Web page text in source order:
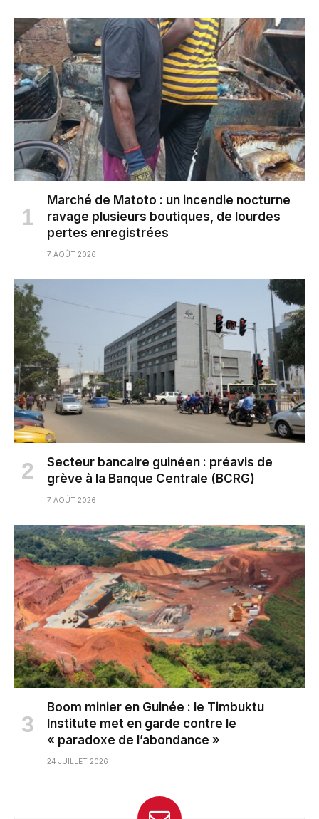
Marché de Matoto : un incendie nocturne
ravage plusieurs boutiques, de lourdes
pertes enregistrées
7 AOÛT 2026
Secteur bancaire guinéen : préavis de
grève à la Banque Centrale (BCRG)
7 AOÛT 2026
Boom minier en Guinée : le Timbuktu
Institute met en garde contre le
« paradoxe de l’abondance »
24 JUILLET 2026